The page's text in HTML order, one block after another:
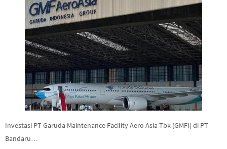
Investasi PT Garuda Maintenance Facility Aero Asia Tbk (GMFI) di PT
Bandaru…